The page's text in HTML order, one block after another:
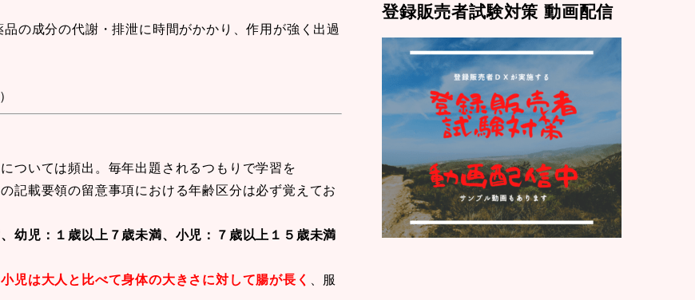
の成分の代謝・排泄に時間がかかり、作用が強く出過
ついては頻出。毎年出題されるつもりで学習を
記載要領の留意事項における年齢区分は必ず覚えてお
幼児：１歳以上７歳未満、小児：７歳以上１５歳未満
小児は大人と比べて身体の大きさに対して腸が長く 、服
登録販売者試験対策 動画配信